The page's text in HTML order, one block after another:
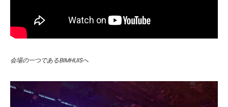
会場の一つであるBIMHUISへ